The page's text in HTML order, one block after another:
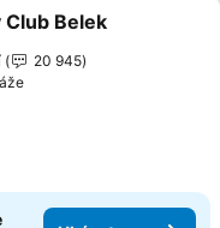
seznam oblíbených
Club Belek
20 945